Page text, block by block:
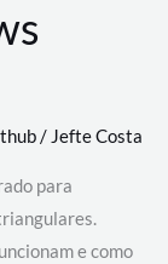
/ Jefte Costa
para
e como